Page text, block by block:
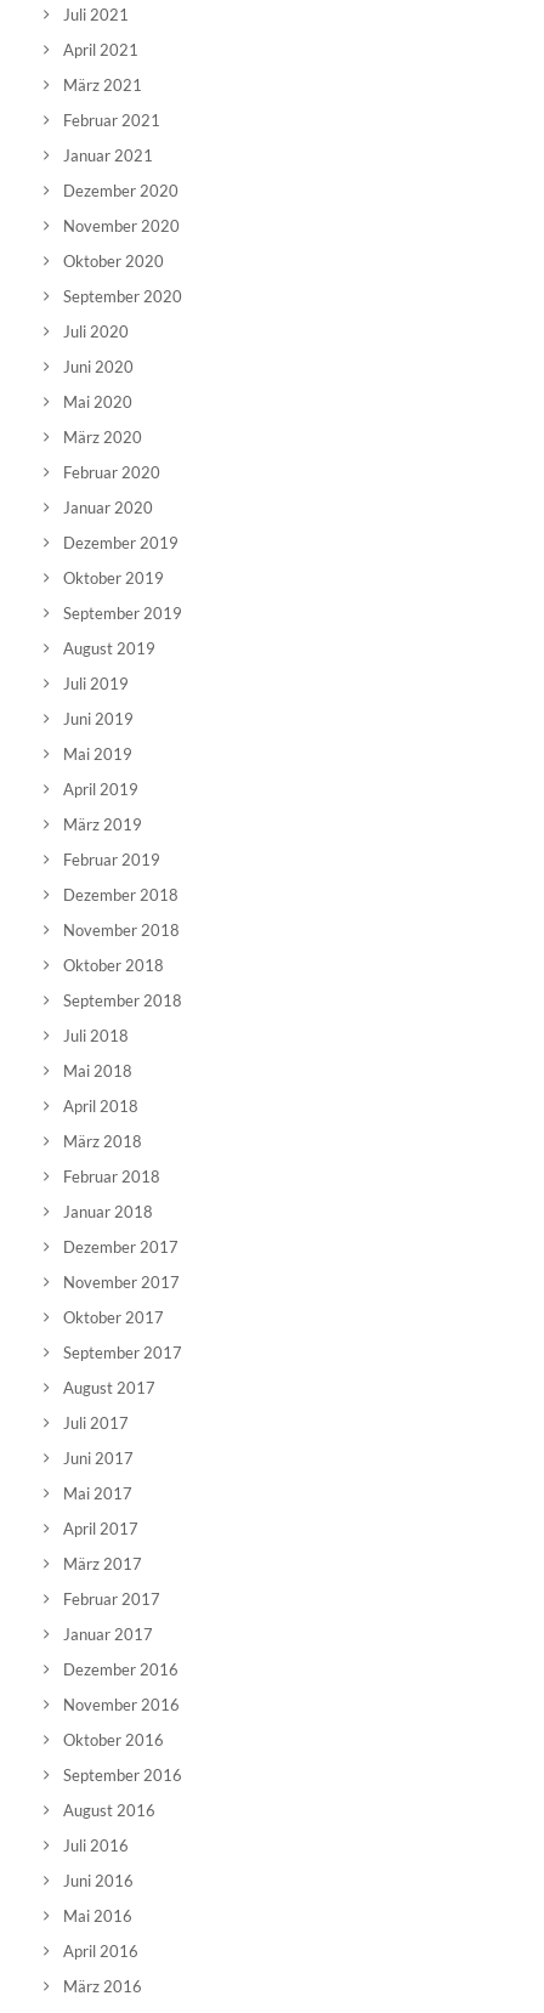
Juli 2021
April 2021
März 2021
Februar 2021
Januar 2021
Dezember 2020
November 2020
Oktober 2020
September 2020
Juli 2020
Juni 2020
Mai 2020
März 2020
Februar 2020
Januar 2020
Dezember 2019
Oktober 2019
September 2019
August 2019
Juli 2019
Juni 2019
Mai 2019
April 2019
März 2019
Februar 2019
Dezember 2018
November 2018
Oktober 2018
September 2018
Juli 2018
Mai 2018
April 2018
März 2018
Februar 2018
Januar 2018
Dezember 2017
November 2017
Oktober 2017
September 2017
August 2017
Juli 2017
Juni 2017
Mai 2017
April 2017
März 2017
Februar 2017
Januar 2017
Dezember 2016
November 2016
Oktober 2016
September 2016
August 2016
Juli 2016
Juni 2016
Mai 2016
April 2016
März 2016